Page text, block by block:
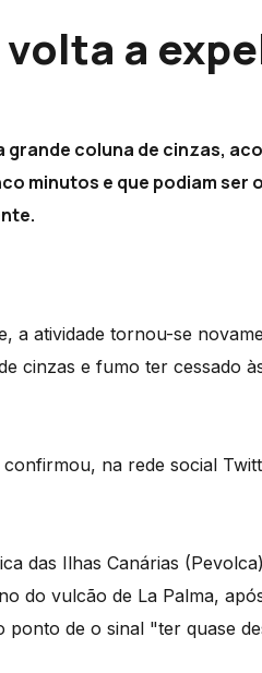
a
grande coluna de cinzas,
minutos e que podiam ser
a atividade tornou-se
cinzas e fumo ter cessado
na rede social
das Ilhas Canárias
do vulcão de La Palma,
de o sinal "ter quase